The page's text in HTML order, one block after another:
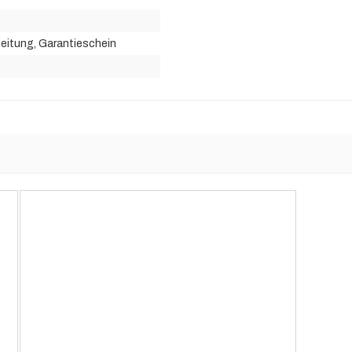
, Garantieschein